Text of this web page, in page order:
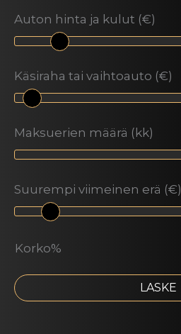
Auton hinta ja kulut (€)
Käsiraha tai vaihtoauto (€)
Maksuerien määrä (kk)
Suurempi viimeinen erä (€)
Korko%
LASKE